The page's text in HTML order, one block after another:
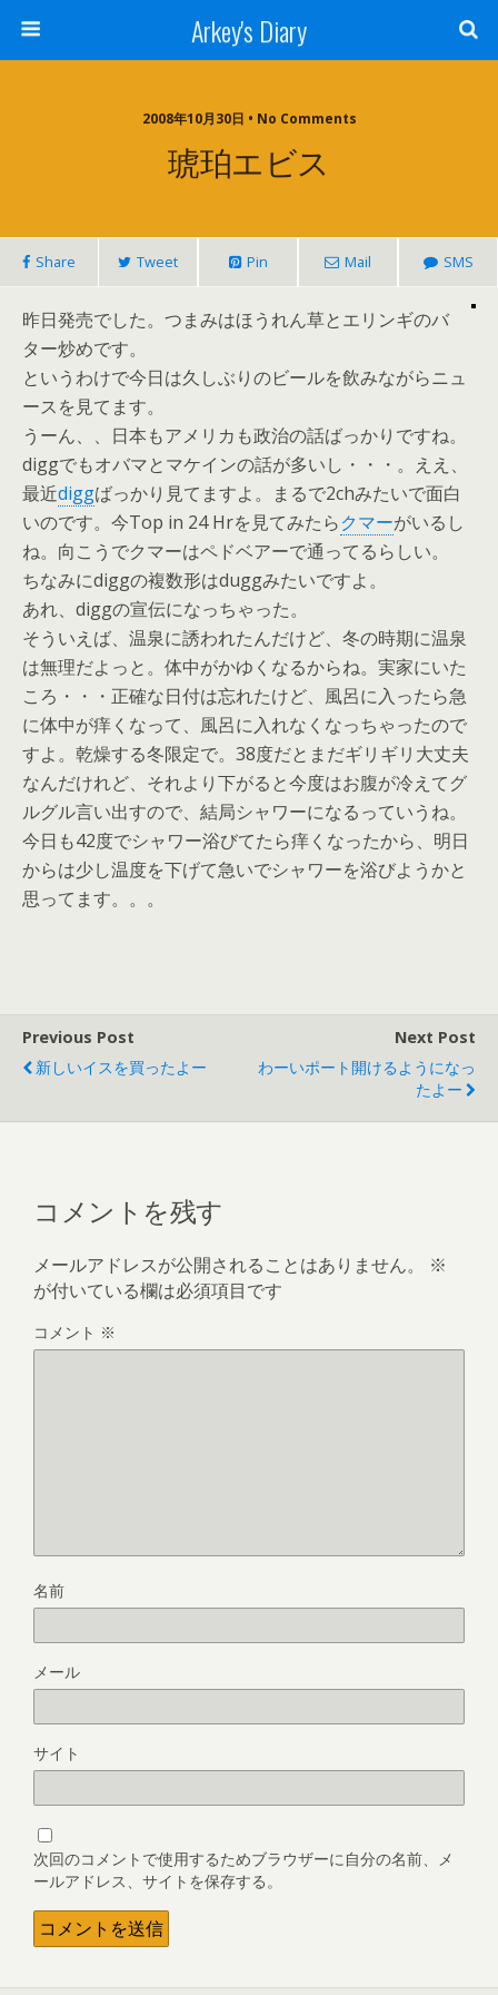
Arkey's Diary
2008年10月30日 • No Comments
琥珀エビス
Share Tweet Pin Mail SMS
昨日発売でした。つまみはほうれん草とエリンギのバ
ター炒めです。
というわけで今日は久しぶりのビールを飲みながらニュ
ースを見てます。
うーん、、日本もアメリカも政治の話ばっかりですね。
diggでもオバマとマケインの話が多いし・・・。ええ、
最近diggばっかり見てますよ。まるで2chみたいで面白
いのです。今Top in 24 Hrを見てみたらクマーがいるし
ね。向こうでクマーはペドベアーで通ってるらしい。
ちなみにdiggの複数形はduggみたいですよ。
あれ、diggの宣伝になっちゃった。
そういえば、温泉に誘われたんだけど、冬の時期に温泉
は無理だよっと。体中がかゆくなるからね。実家にいた
ころ・・・正確な日付は忘れたけど、風呂に入ったら急
に体中が痒くなって、風呂に入れなくなっちゃったので
すよ。乾燥する冬限定で。38度だとまだギリギリ大丈夫
なんだけれど、それより下がると今度はお腹が冷えてグ
ルグル言い出すので、結局シャワーになるっていうね。
今日も42度でシャワー浴びてたら痒くなったから、明日
からは少し温度を下げて急いでシャワーを浴びようかと
思ってます。。。
Previous Post
新しいイスを買ったよー
Next Post
わーいポート開けるようになっ
たよー
コメントを残す
メールアドレスが公開されることはありません。
※
が付いている欄は必須項目です
コメント ※
名前
メール
サイト
次回のコメントで使用するためブラウザーに自分の名前、メ
ールアドレス、サイトを保存する。